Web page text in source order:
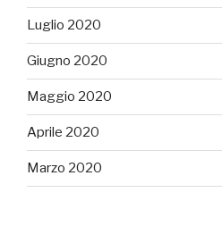
Luglio 2020
Giugno 2020
Maggio 2020
Aprile 2020
Marzo 2020